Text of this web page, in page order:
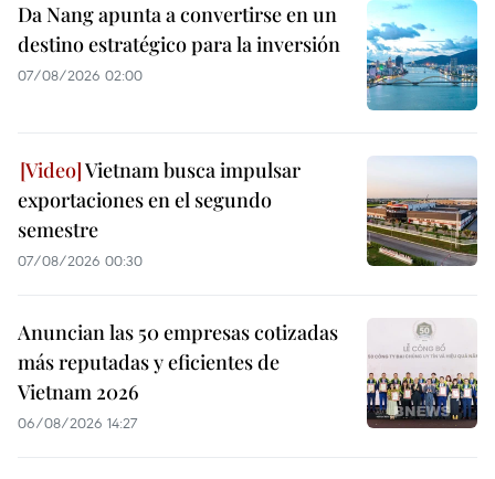
Da Nang apunta a convertirse en un
destino estratégico para la inversión
07/08/2026 02:00
Vietnam busca impulsar
exportaciones en el segundo
semestre
07/08/2026 00:30
Anuncian las 50 empresas cotizadas
más reputadas y eficientes de
Vietnam 2026
06/08/2026 14:27